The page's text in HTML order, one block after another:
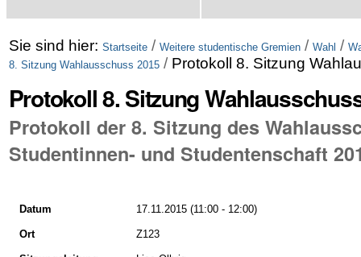
Sie sind hier: Startseite / Weitere studentische Gremien / Wahl /
8. Sitzung Wahlausschuss 2015 / Protokoll 8. Sitzung
Protokoll 8. Sitzung
Protokoll der 8. Sitzung des
Studentinnen- und Studentenschaft
Datum 17.11.2015 (11:00 - 12:00)
Ort Z123